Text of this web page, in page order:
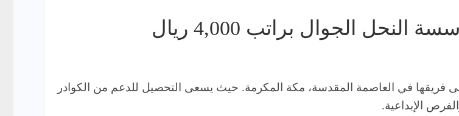
الجوال براتب 4,000 ريال
فريقها في العاصمة المقدسة، مكة المكرمة. حيث يسعى التحصيل للدعم من الكوادر
الإبداعية.